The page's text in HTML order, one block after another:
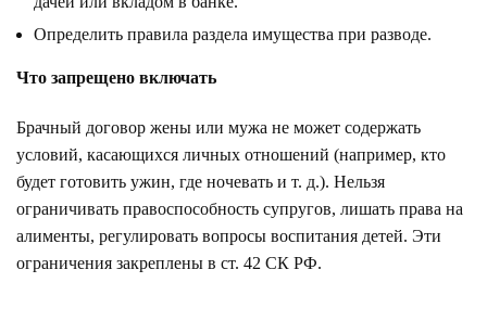
Определить правила раздела имущества при разводе.
Что запрещено включать
Брачный договор жены или мужа не может содержать
условий, касающихся личных отношений (например, кто
будет готовить ужин, где ночевать и т. д.). Нельзя
ограничивать правоспособность супругов, лишать права на
алименты, регулировать вопросы воспитания детей. Эти
ограничения закреплены в ст. 42 СК РФ.